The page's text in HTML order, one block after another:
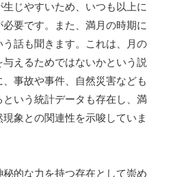
じやすいため、いつも以上に
要です。また、満月の時期に
話も聞きます。これは、月の
えるためではないかという説
、事故や事件、自然災害なども
いう統計データも存在し、満
象との関連性を示唆していま
的な力を持つ存在として崇め